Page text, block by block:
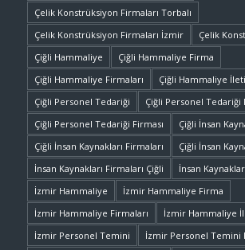
Çelik Konstrüksiyon Firmaları Torbalı
Çelik Konstrüksiyon Firmaları İzmir
Çelik
Çiğli Hammaliye
Çiğli Hammaliye Firma
Çiğli Hammaliye Firmaları
Çiğli Hammaliye
Çiğli Personel Tedariği
Çiğli Personel Tedariği
Çiğli Personel Tedariği Firması
Çiğli İnsan
Çiğli İnsan Kaynakları Firmaları
Çiğli İnsan
İnsan Kaynakları Firmaları Çiğli
İnsan
İzmir Hammaliye
İzmir Hammaliye Firma
İzmir Hammaliye Firmaları
İzmir Hammaliye
İzmir Personel Temini
İzmir Personel Temini